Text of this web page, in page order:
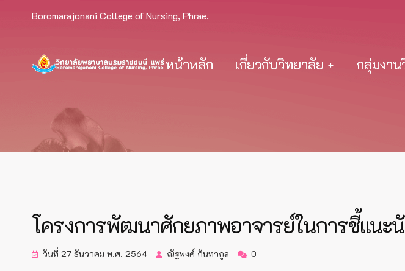
Boromarajonani College of Nursing, Phrae.
หน้าหลัก เกี่ยวกับวิทยาลัย กลุ่มงา
โครงการพัฒนาศักยภาพอาจารย์ในการชี้แนะ
วันที่ 27 ธันวาคม พ.ศ. 2564 ณัฐพงศ์ กันทากูล 0